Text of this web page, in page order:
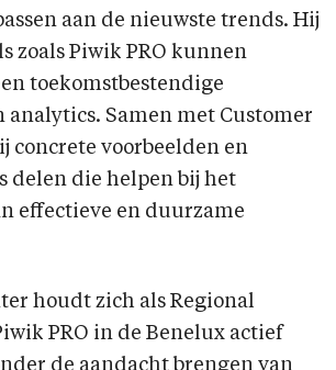
aan de nieuwste trends. Hij
zoals Piwik PRO kunnen
toekomstbestendige
analytics. Samen met Customer
concrete voorbeelden en
delen die helpen bij het
effectieve en duurzame
houdt zich als Regional
PRO in de Benelux actief
de aandacht brengen van